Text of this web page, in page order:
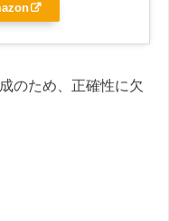
のため、正確性に欠